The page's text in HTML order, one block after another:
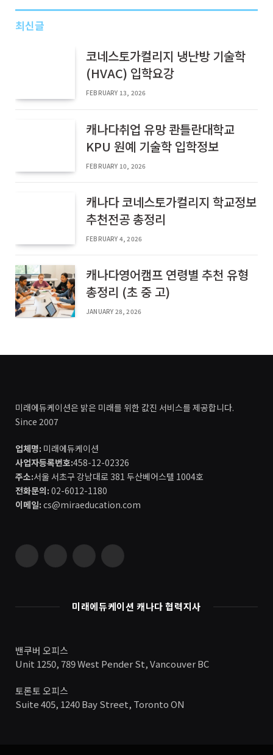
최신글
코네스토가컬리지 냉난방 기술학
(HVAC) 입학요강
FEBRUARY 13, 2026
캐나다취업 유망 콴틀란대학교
KPU 원예 기술학 입학정보
FEBRUARY 10, 2026
캐나다 코네스토가컬리지 학교정보
추천전공 총정리
FEBRUARY 4, 2026
캐나다영어캠프 연령별 추천 유형
총정리 (초 중 고)
JANUARY 28, 2026
미래에듀케이션은 밝은 미래를 위한 값진 서비스를 제공합니다.
Since 2007
업체명: 미래에듀케이션
사업자등록번호:458-12-02326
주소:서울 서초구 강남대로 381 두산베어스텔 1004호
전화문의: 02-6012-1180
이메일: cs@miraeducation.com
InstagramVimeo YouTube RSS
미래에듀케이션 캐나다 협력지사
밴쿠버 오피스
Unit 1250, 789 West Pender St, Vancouver BC
토론토 오피스
Suite 405, 1240 Bay Street, Toronto ON